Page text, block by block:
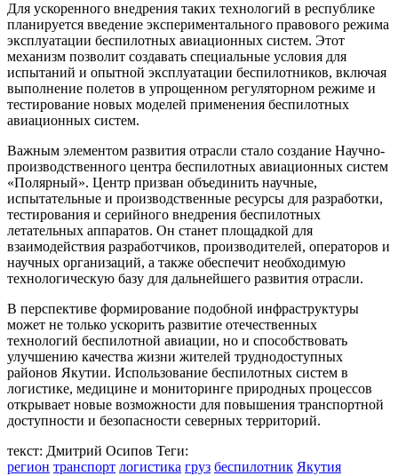
Для ускоренного внедрения таких технологий в республике
планируется введение экспериментального правового режима
эксплуатации беспилотных авиационных систем. Этот
механизм позволит создавать специальные условия для
испытаний и опытной эксплуатации беспилотников, включая
выполнение полетов в упрощенном регуляторном режиме и
тестирование новых моделей применения беспилотных
авиационных систем.
Важным элементом развития отрасли стало создание Научно-
производственного центра беспилотных авиационных систем
«Полярный». Центр призван объединить научные,
испытательные и производственные ресурсы для разработки,
тестирования и серийного внедрения беспилотных
летательных аппаратов. Он станет площадкой для
взаимодействия разработчиков, производителей, операторов и
научных организаций, а также обеспечит необходимую
технологическую базу для дальнейшего развития отрасли.
В перспективе формирование подобной инфраструктуры
может не только ускорить развитие отечественных
технологий беспилотной авиации, но и способствовать
улучшению качества жизни жителей труднодоступных
районов Якутии. Использование беспилотных систем в
логистике, медицине и мониторинге природных процессов
открывает новые возможности для повышения транспортной
доступности и безопасности северных территорий.
текст: Дмитрий Осипов Теги:
регион транспорт логистика груз беспилотник Якутия